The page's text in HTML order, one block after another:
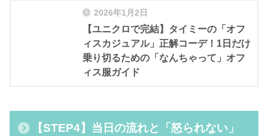
2026年1月2日
【ユニクロで完結】タイミーの「オフ
ィスカジュアル」正解コーデ！1日だけ
乗り切るための「なんちゃって」オフ
ィス服ガイド
【STEP4】当日の流れと「怒られない」